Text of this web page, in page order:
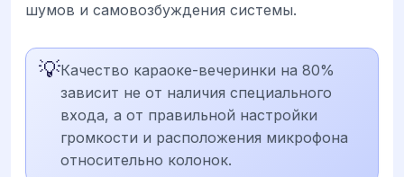
шумов и самовозбуждения системы.
💡Качество караоке-вечеринки на 80%
зависит не от наличия специального
входа, а от правильной настройки
громкости и расположения микрофона
относительно колонок.